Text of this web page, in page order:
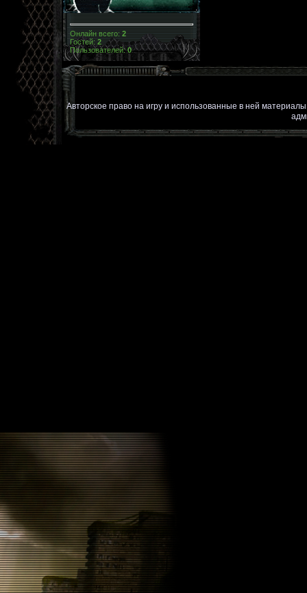
Онлайн всего: 2
Гостей: 2
Пользователей:0
Авторское право на игру и использованные в ней